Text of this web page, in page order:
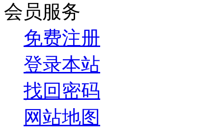
会员服务
免费注册
登录本站
找回密码
网站地图